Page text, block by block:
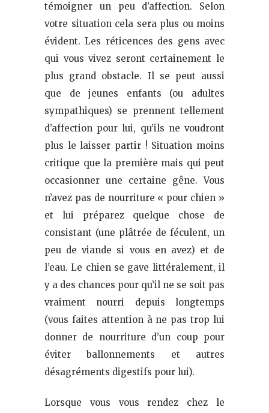
témoigner un peu d’affection. Selon
votre situation cela sera plus ou moins
évident. Les réticences des gens avec
qui vous vivez seront certainement le
plus grand obstacle. Il se peut aussi
que de jeunes enfants (ou adultes
sympathiques) se prennent tellement
d’affection pour lui, qu’ils ne voudront
plus le laisser partir ! Situation moins
critique que la première mais qui peut
occasionner une certaine gêne. Vous
n’avez pas de nourriture « pour chien »
et lui préparez quelque chose de
consistant (une plâtrée de féculent, un
peu de viande si vous en avez) et de
l’eau. Le chien se gave littéralement, il
y a des chances pour qu’il ne se soit pas
vraiment nourri depuis longtemps
(vous faites attention à ne pas trop lui
donner de nourriture d’un coup pour
éviter ballonnements et autres
désagréments digestifs pour lui).
Lorsque vous vous rendez chez le